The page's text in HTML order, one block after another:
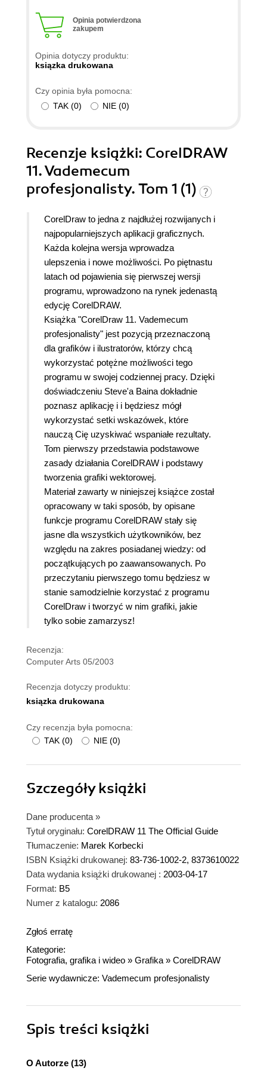
Opinia potwierdzona
zakupem
Opinia dotyczy produktu:
ksiązka drukowana
Czy opinia była pomocna:
TAK (0) NIE (0)
Recenzje książki: CorelDRAW
11. Vademecum
profesjonalisty. Tom 1 (1)
CorelDraw to jedna z najdłużej rozwijanych i
najpopularniejszych aplikacji graficznych.
Każda kolejna wersja wprowadza
ulepszenia i nowe możliwości. Po piętnastu
latach od pojawienia się pierwszej wersji
programu, wprowadzono na rynek jedenastą
edycję CorelDRAW.
Książka "CorelDraw 11. Vademecum
profesjonalisty" jest pozycją przeznaczoną
dla grafików i ilustratorów, którzy chcą
wykorzystać potężne możliwości tego
programu w swojej codziennej pracy. Dzięki
doświadczeniu Steve'a Baina dokładnie
poznasz aplikację i i będziesz mógł
wykorzystać setki wskazówek, które
nauczą Cię uzyskiwać wspaniałe rezultaty.
Tom pierwszy przedstawia podstawowe
zasady działania CorelDRAW i podstawy
tworzenia grafiki wektorowej.
Materiał zawarty w niniejszej książce został
opracowany w taki sposób, by opisane
funkcje programu CorelDRAW stały się
jasne dla wszystkich użytkowników, bez
względu na zakres posiadanej wiedzy: od
początkujących po zaawansowanych. Po
przeczytaniu pierwszego tomu będziesz w
stanie samodzielnie korzystać z programu
CorelDraw i tworzyć w nim grafiki, jakie
tylko sobie zamarzysz!
Recenzja:
Computer Arts 05/2003
Recenzja dotyczy produktu:
ksiązka drukowana
Czy recenzja była pomocna:
TAK (0) NIE (0)
Szczegółyksiążki
Dane producenta »
Tytuł oryginału: CorelDRAW 11 The Official Guide
Tłumaczenie: Marek Korbecki
ISBN Książki drukowanej: 83-736-1002-2, 8373610022
Data wydania książki drukowanej : 2003-04-17
Format: B5
Numer z katalogu: 2086
Zgłoś erratę
Kategorie:
Fotografia, grafika i wideo » Grafika » CorelDRAW
Serie wydawnicze: Vademecum profesjonalisty
Spis treści książki
O Autorze (13)